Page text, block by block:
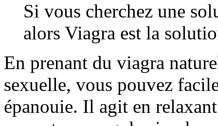
Si vous cherchez une
alors Viagra est la
En prenant du viagra
sexuelle, vous pouvez
épanouie. Il agit en